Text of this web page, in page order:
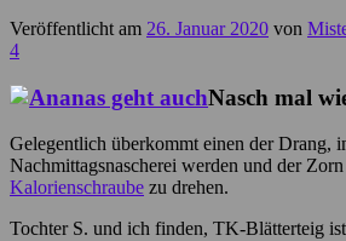
Veröffentlicht am 26. Januar 2020 von
4
Nasch mal
Gelegentlich überkommt einen der Drang,
Nachmittagsnascherei werden und der
Kalorienschraube zu drehen.
Tochter S. und ich finden, TK-Blätterteig